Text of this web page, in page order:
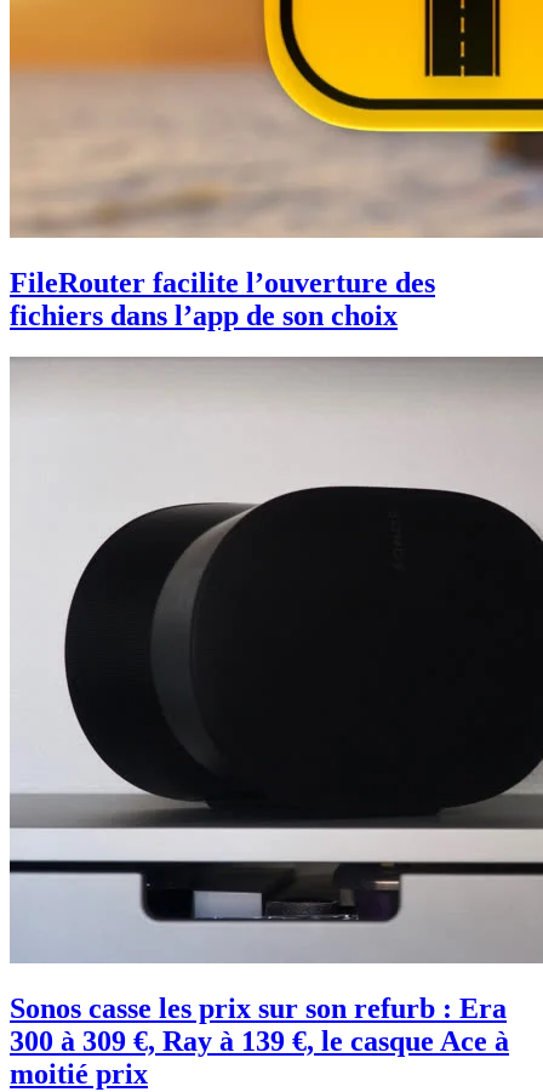
FileRouter facilite l’ouverture des
fichiers dans l’app de son choix
Sonos casse les prix sur son refurb : Era
300 à 309 €, Ray à 139 €, le casque Ace à
moitié prix